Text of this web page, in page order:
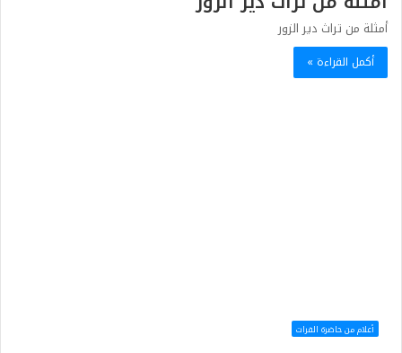
أمثلة من تراث دير الزور
أكمل القراءة »
أعلام من حاضرة الفرات